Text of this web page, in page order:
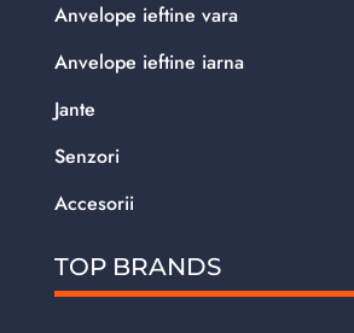
Anvelope ieftine vara
Anvelope ieftine iarna
Jante
Senzori
Accesorii
TOP BRANDS